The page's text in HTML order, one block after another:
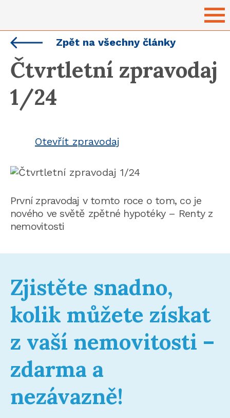
Zpět na všechny články
Čtvrtletní zpravodaj
1/24
Otevřít zpravodaj
První zpravodaj v tomto roce o tom, co je
nového ve světě zpětné hypotéky – Renty z
nemovitosti
Zjistěte snadno,
kolik můžete získat
z vaší nemovitosti –
zdarma a
nezávazně!